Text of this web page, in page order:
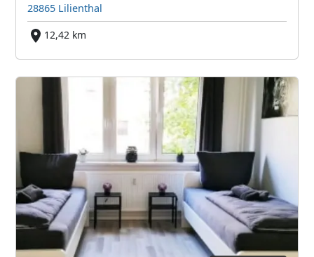
28865 Lilienthal
12,42 km